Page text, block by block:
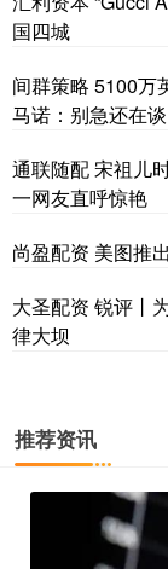
国四城
间群策略 5100万
马诺：别急还在谈
通联随配 宋祖儿
一网友直呼惊艳
尚盈配资 美图推
大圣配资 锐评丨
律大坝
推荐资讯